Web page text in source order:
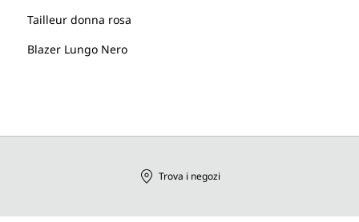
Tailleur donna rosa
Blazer Lungo Nero
Trova i negozi